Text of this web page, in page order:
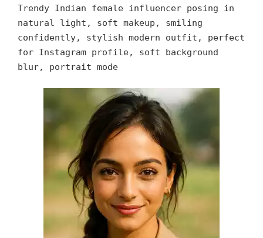
Trendy Indian female influencer posing in
natural light, soft makeup, smiling
confidently, stylish modern outfit, perfect
for Instagram profile, soft background
blur, portrait mode